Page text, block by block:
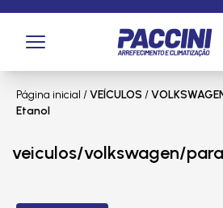
Página inicial /VEÍCULOS /
Etanol
veiculos/volkswagen/